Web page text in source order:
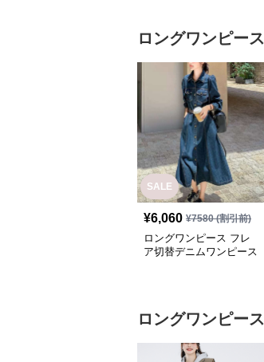
ロングワンピース
SALE
¥6,060 ¥7580(割引前)
ロングワンピース フレ
ア切替デニムワンピース
ロングワンピース